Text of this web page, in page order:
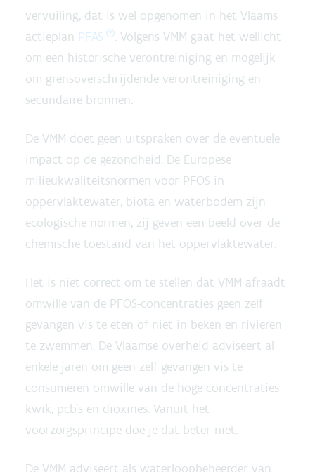
vervuiling, dat is wel opgenomen in het Vlaams
actieplan PFAS
. Volgens VMM gaat het wellicht
om een historische verontreiniging en mogelijk
om grensoverschrijdende verontreiniging en
secundaire bronnen.
De VMM doet geen uitspraken over de eventuele
impact op de gezondheid. De Europese
milieukwaliteitsnormen voor PFOS in
oppervlaktewater, biota en waterbodem zijn
ecologische normen, zij geven een beeld over de
chemische toestand van het oppervlaktewater.
Het is niet correct om te stellen dat VMM afraadt
omwille van de PFOS-concentraties geen zelf
gevangen vis te eten of niet in beken en rivieren
te zwemmen. De Vlaamse overheid adviseert al
enkele jaren om geen zelf gevangen vis te
consumeren omwille van de hoge concentraties
kwik, pcb’s en dioxines. Vanuit het
voorzorgsprincipe doe je dat beter niet.
De VMM adviseert als waterloopbeheerder van